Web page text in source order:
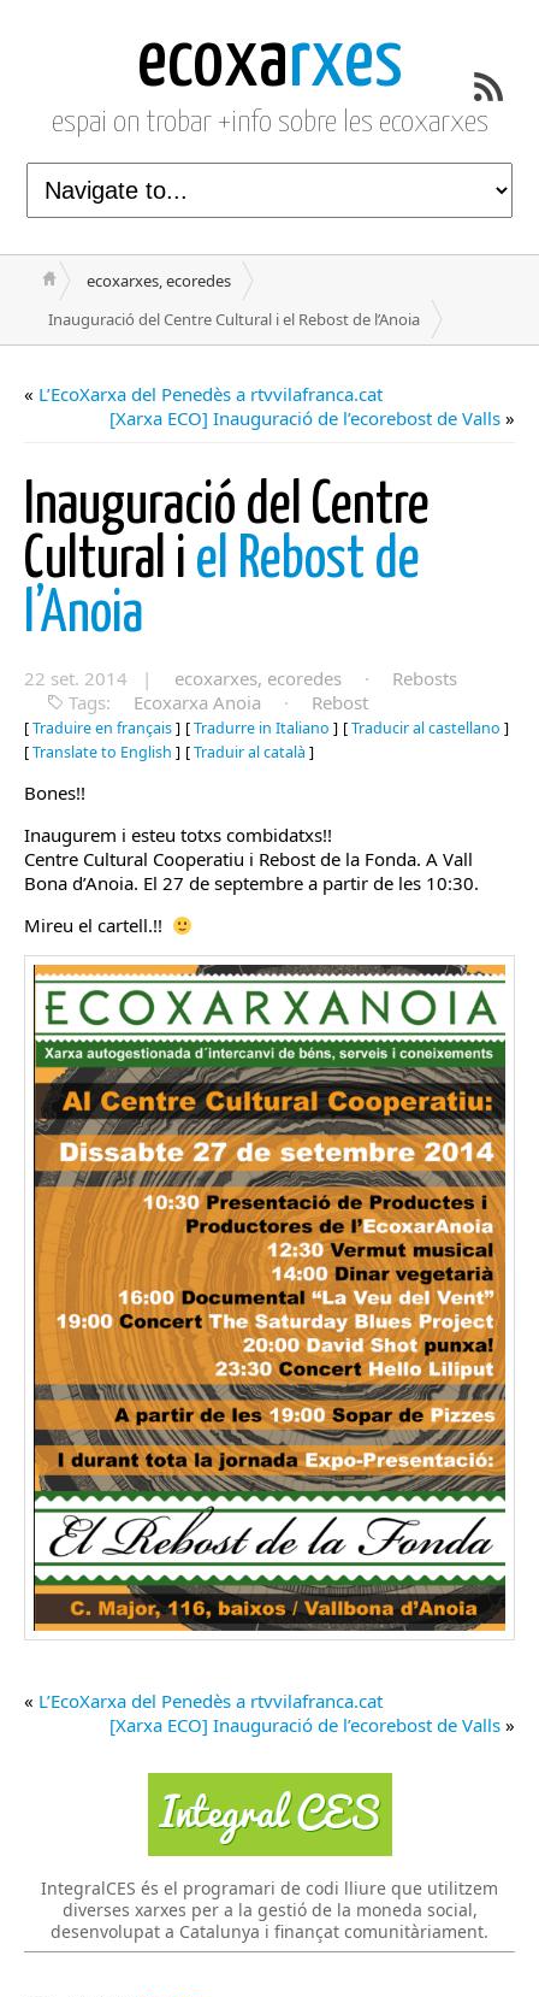
ecoxarxes
espai on trobar +info sobre les ecoxarxes
ecoxarxes, ecoredes
Inauguració del Centre Cultural i el Rebost de l’Anoia
« L’EcoXarxa del Penedès a rtvvilafranca.cat
[Xarxa ECO] Inauguració de l’ecorebost de Valls »
Inauguració del Centre
Cultural i el Rebost de
l’Anoia
22 set. 2014 | ecoxarxes, ecoredes ·
Rebosts
Tags:
Ecoxarxa Anoia · Rebost
[Traduire en français] [Tradurre in Italiano ] [Traducir al castellano ]
[Translate to English ] [Traduir al català ]
Bones!!
Inaugurem i esteu totxs combidatxs!!
Centre Cultural Cooperatiu i Rebost de la Fonda. A Vall
Bona d’Anoia. El 27 de septembre a partir de les 10:30.
Mireu el cartell.!!
« L’EcoXarxa del Penedès a rtvvilafranca.cat
[Xarxa ECO] Inauguració de l’ecorebost de Valls »
IntegralCES és el programari de codi lliure que utilitzem
diverses xarxes per a la gestió de la moneda social,
desenvolupat a Catalunya i finançat comunitàriament.